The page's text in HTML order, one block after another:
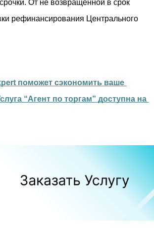
От не возвращенной в срок
рефинансирования Центрального
поможет сэкономить ваше
“Агент по торгам” доступна на